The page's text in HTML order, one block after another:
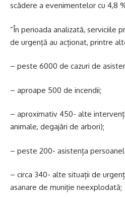
scădere a evenimentelor cu 4,8
”În perioada analizată, serviciile
de urgenţă au acționat, printre
– peste 6000 de cazuri de
– aproape 500 de incendii;
– aproximativ 450- alte
animale, degajări de arbori);
– peste 200- asistența
– circa 340- alte situații de
asanare de muniție neexplodată;